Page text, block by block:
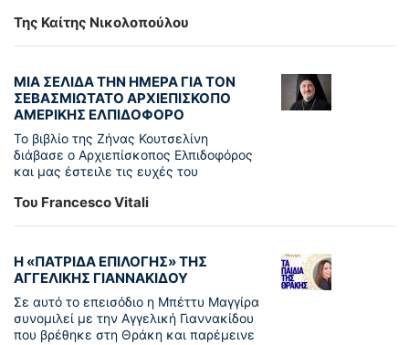
Της Καίτης Νικολοπούλου
ΜΙΑ ΣΕΛΙΔΑ ΤΗΝ ΗΜΕΡΑ ΓΙΑ ΤΟΝ
ΣΕΒΑΣΜΙΩΤΑΤΟ ΑΡΧΙΕΠΙΣΚΟΠΟ
ΑΜΕΡΙΚΗΣ ΕΛΠΙΔΟΦΟΡΟ
Το βιβλίο της Ζήνας Κουτσελίνη
διάβασε ο Αρχιεπίσκοπος Ελπιδοφόρος
και μας έστειλε τις ευχές του
Του Francesco Vitali
Η «ΠΑΤΡΊΔΑ ΕΠΙΛΟΓΉΣ» ΤΗΣ
ΑΓΓΕΛΙΚΉΣ ΓΙΑΝΝΑΚΊΔΟΥ
Σε αυτό το επεισόδιο η Μπέττυ Μαγγίρα
συνομιλεί με την Αγγελική Γιαννακίδου
που βρέθηκε στη Θράκη και παρέμεινε